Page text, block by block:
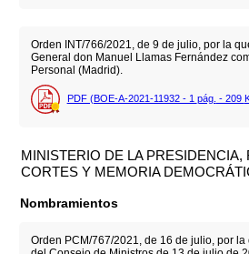
Orden INT/766/2021, de 9 de julio, por la
General don Manuel Llamas Fernández
Personal (Madrid).
PDF (BOE-A-2021-11932 - 1 pág. - 209
MINISTERIO DE LA
CORTES Y MEMORIA
Nombramientos
Orden PCM/767/2021, de 16 de julio, por